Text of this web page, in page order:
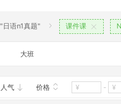
"日语n1真题" 课件课
大班
人气 价格 -